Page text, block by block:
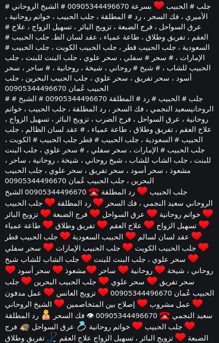
# جلب # الحبيب
بسرعة 00905344496670 # الشيخ الروحاني
الأميري ، فك السحر ، رد # المطلقة ، جلب الحبيب ، خواتم روحانية ،
عرق السواحل ، فرج الضبعة ، تزويج البائر ، تسهيل الزواج ، علاج #
العقم ، تفريق وطلاق ، طاعة عمياء ، عقد لسان الظ. جلب الحبيب #
السعودية ، جلب الحبيب قطر ، جلب الحبيب الكويت ، جلب الحبيب #
الإمارات ، # سحر # سفلي ، سحر علوي ، جلب البنت للبنت ، جلب
الحبيب للشاب ، # شيخ # روحاني ، شيخة ، روحانية ، # ساحر ، سحر
أسود ، سحر تفريق ، سحر علوي ، جلب الحبيب البحرين ، جلب
الحبيب عُمان 00905344496670
# جلب # الحبيب # رد # المطلقة 00905344496670
# الشيخ #
الروحانيسعيد النجمي ، فك السحر ، رد المطلقة ، جلب الحبيب ، خواتم
روحانية ، عرق السواحل ، فرج الضرب ، تزويج البائر ، تسهيل الزواج ،
علاج العقم ، تفريق وطلاق ، طاعة عمياء ، # عقد لسان الظالم ، جلب
الحبيب # السعودية ، جلب الحبيب # قطر جلب الحبيب # الكويت ،
جلب الحبيب # الإمارات ، سحر سفلي ، # سحر علوي ، جلب البنت
للبنت ، جلب الشاب للشاب ، شيخ روحاني ، شيخة ، روحانية ، ساحر ،
مشعوذ ، سحر أسود ، سحر تفريق ، سحر علوي ، جلب الحبيب
البحرين ، جلب الحبيب عُمان 00905344496670
جلب الحبيب
رد المطلقة
00905344496670 الشيخ
الروحاني سعيد النجمي ، فك السحر
رد المطلقة
جلب الحبيب
خواتم روحانية
عرق السواحل فرج الضبعة
تزويج البائر
تسهيل الزواج
علاج العقم تفريق وطلاق
طاعة عمياء
عقد لسان لسالم
الحبيب السعودية
جلب الحبيب قطر
جلب الحبيب الكويت
جلب الحبيب الإمارات
سحر سفلي
سحر علوي ، جلب البنت للبنت
جلب الشاب للشاب شيخ
روحاني ، شيخة
روحانية ساحر مشعوذ
سحر أسود
سحر تفريق
سحر علوي جلب الحبيب البحرين
جلب
الحبيب عُمان 00905344496670
تزويج العانس
عمل مدفون
عمل مشروب
إصلاح بين المتخاصمين
الشيخ الروحاني
سعيد النجمي
رد المطلقة
جلب الحبيب
خواتم روحانية عرق السواحل
فرج
الضبعة
تزويج البائر ، تسهيل الزواج علاج العقم
تفريق وطلاق